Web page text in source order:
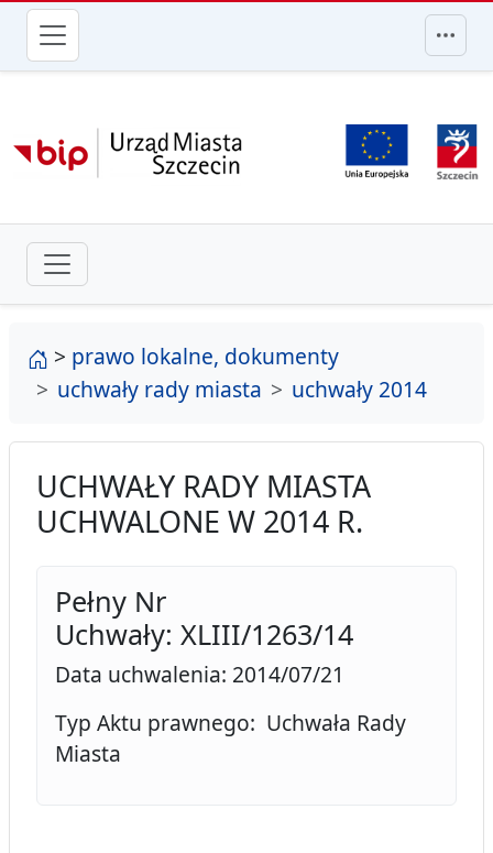
przejdź do głównego menu
strona główna
> prawo lokalne, dokumenty
uchwały rady miasta
uchwały 2014
UCHWAŁY RADY MIASTA
UCHWALONE W 2014 R.
Pełny Nr
Uchwały: XLIII/1263/14
Data uchwalenia: 2014/07/21
Typ Aktu prawnego: Uchwała Rady
Miasta